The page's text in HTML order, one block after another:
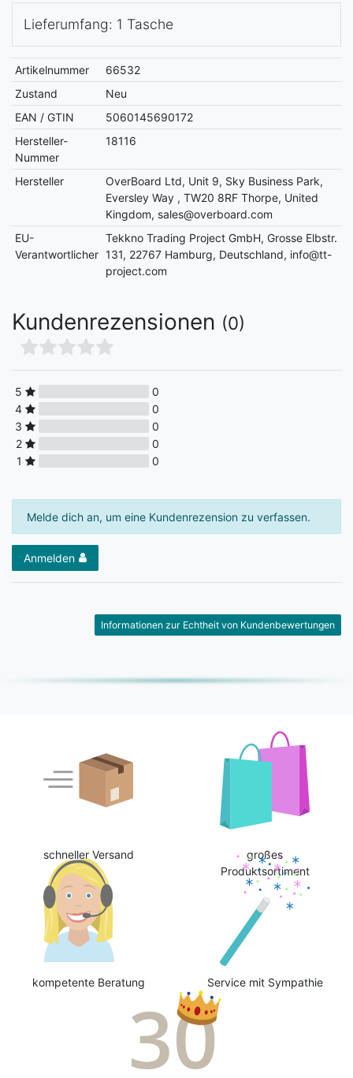
Lieferumfang: 1 Tasche
Artikelnummer
66532
Zustand
Neu
EAN / GTIN
5060145690172
Hersteller-
Nummer
18116
Hersteller
OverBoard Ltd, Unit 9, Sky Business Park,
Eversley Way , TW20 8RF Thorpe, United
Kingdom, sales@overboard.com
EU-
Verantwortlicher
Tekkno Trading Project GmbH, Grosse Elbstr.
131, 22767 Hamburg, Deutschland, info@tt-
project.com
Kundenrezensionen (0)
5
0
4
0
3
0
2
0
1
0
Melde dich an, um eine Kundenrezension zu verfassen.
Anmelden
Informationen zur Echtheit von Kundenbewertungen
schneller Versand
großes
Produktsortiment
kompetente Beratung Service mit Sympathie